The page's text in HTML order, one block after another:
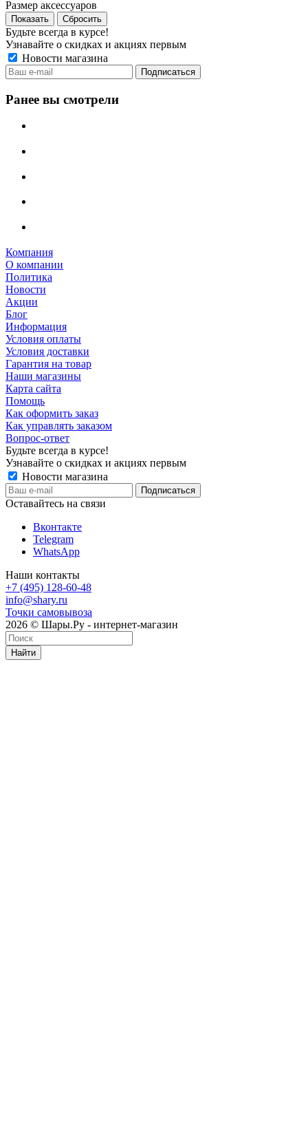
Размер аксессуаров
Сбросить
Будьте всегда в курсе!
Узнавайте о скидках и акциях первым
Новости магазина
Ранее вы смотрели
Компания
О компании
Политика
Новости
Акции
Блог
Информация
Условия оплаты
Условия доставки
Гарантия на товар
Наши магазины
Карта сайта
Помощь
Как оформить заказ
Как управлять заказом
Вопрос-ответ
Будьте всегда в курсе!
Узнавайте о скидках и акциях первым
Новости магазина
Оставайтесь на связи
Вконтакте
Telegram
WhatsApp
Наши контакты
+7 (495) 128-60-48
info@shary.ru
Точки самовывоза
2026 © Шары.Ру - интернет-магазин
Найти